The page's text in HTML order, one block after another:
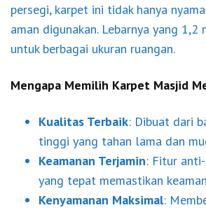
persegi, karpet ini tidak hanya
aman digunakan. Lebarnya yang
untuk berbagai ukuran ruangan.
Mengapa Memilih Karpet Masjid
Kualitas Terbaik: Dibuat dari
tinggi yang tahan lama dan
Keamanan Terjamin: Fitur
yang tepat memastikan
Kenyamanan Maksimal: